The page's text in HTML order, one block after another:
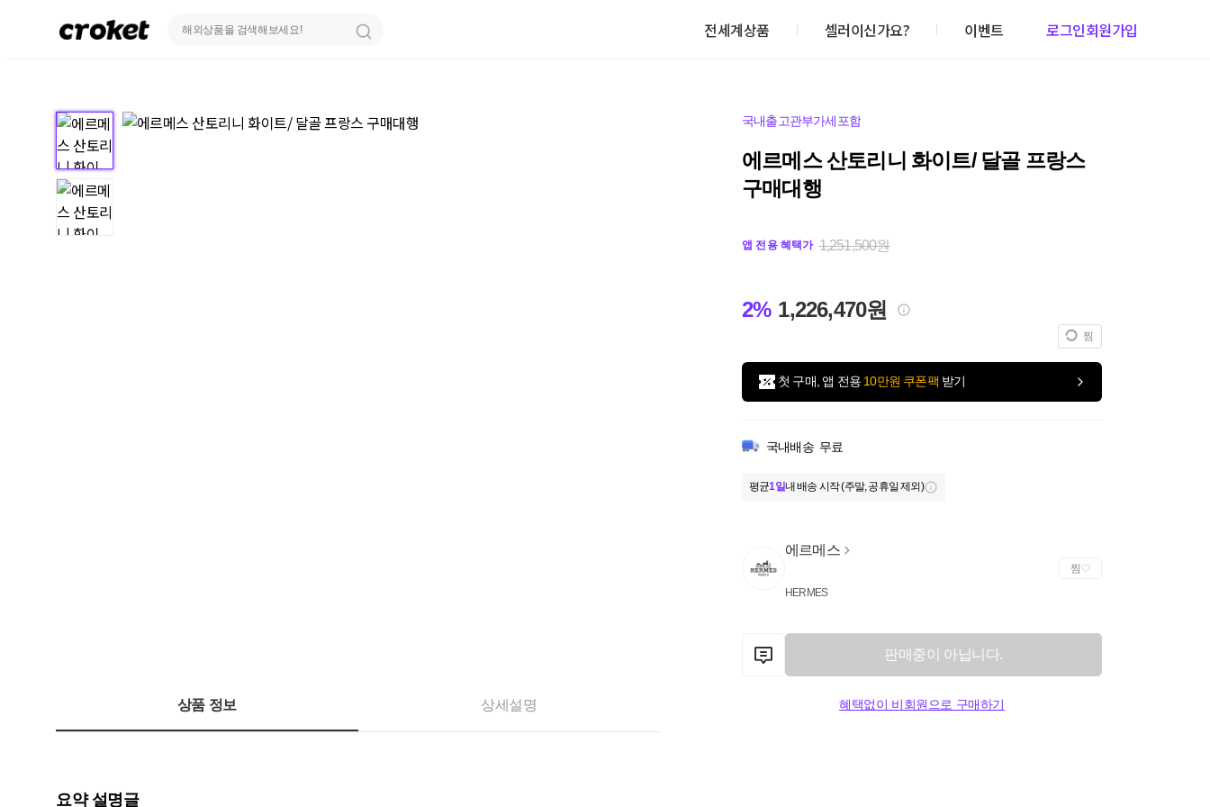
전세계상품 셀러이신가요? 이벤트 로그인회원가입
국내출고관부가세포함
에르메스 산토리니 화이트/ 달골 프랑스
구매대행
앱 전용 혜택가 1,251,500원
2% 1,226,470원
찜
첫 구매, 앱 전용 10만원 쿠폰팩 받기
국내배송 무료
평균1일내 배송 시작 (주말, 공휴일 제외)
에르메스
HERMES
찜
판매중이 아닙니다.
혜택없이 비회원으로 구매하기
상품 정보 상세설명
요약 설명글